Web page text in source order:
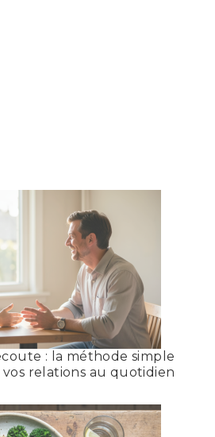
: la méthode simple
relations au quotidien